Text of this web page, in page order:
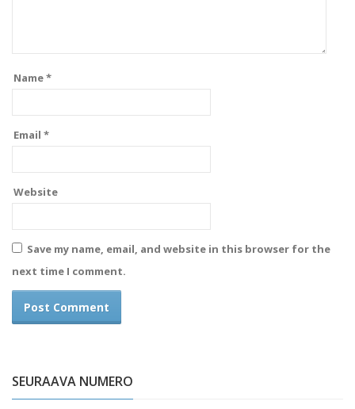
Name*
Email *
Website
Save my name, email, and website in this browser for the
next time I comment.
SEURAAVA NUMERO